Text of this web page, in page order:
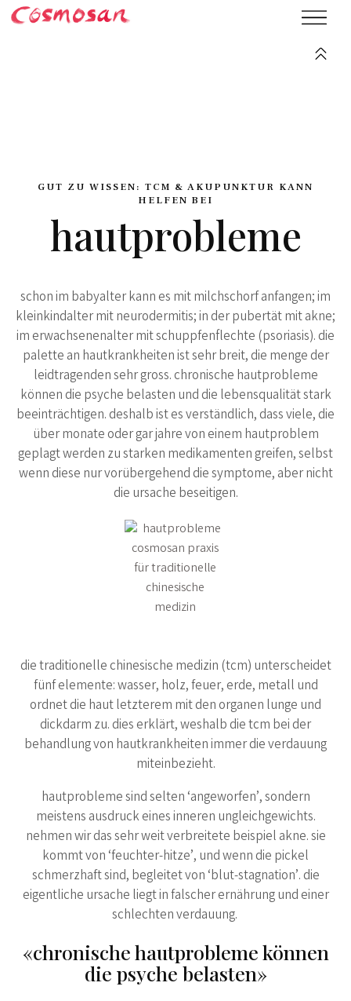
GUT ZU WISSEN: TCM & AKUPUNKTUR KANN
HELFEN BEI
hautprobleme
schon im babyalter kann es mit milchschorf anfangen; im
kleinkindalter mit neurodermitis; in der pubertät mit akne;
im erwachsenenalter mit schuppfenflechte (psoriasis). die
palette an hautkrankheiten ist sehr breit, die menge der
leidtragenden sehr gross. chronische hautprobleme
können die psyche belasten und die lebensqualität stark
beeinträchtigen. deshalb ist es verständlich, dass viele, die
über monate oder gar jahre von einem hautproblem
geplagt werden zu starken medikamenten greifen, selbst
wenn diese nur vorübergehend die symptome, aber nicht
die ursache beseitigen.
die traditionelle chinesische medizin (tcm) unterscheidet
fünf elemente: wasser, holz, feuer, erde, metall und
ordnet die haut letzterem mit den organen lunge und
dickdarm zu. dies erklärt, weshalb die tcm bei der
behandlung von hautkrankheiten immer die verdauung
miteinbezieht.
hautprobleme sind selten ‘angeworfen’, sondern
meistens ausdruck eines inneren ungleichgewichts.
nehmen wir das sehr weit verbreitete beispiel akne. sie
kommt von ‘feuchter-hitze’, und wenn die pickel
schmerzhaft sind, begleitet von ‘blut-stagnation’. die
eigentliche ursache liegt in falscher ernährung und einer
schlechten verdauung.
«chronische hautprobleme können
die psyche belasten»